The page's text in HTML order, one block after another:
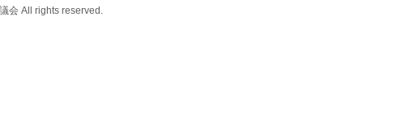
会 All rights reserved.